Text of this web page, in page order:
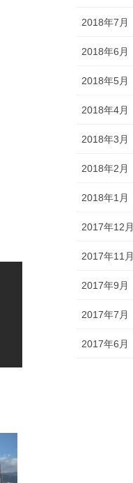
2018年7月
2018年6月
2018年5月
2018年4月
2018年3月
2018年2月
2018年1月
2017年12月
2017年11月
2017年9月
2017年7月
2017年6月